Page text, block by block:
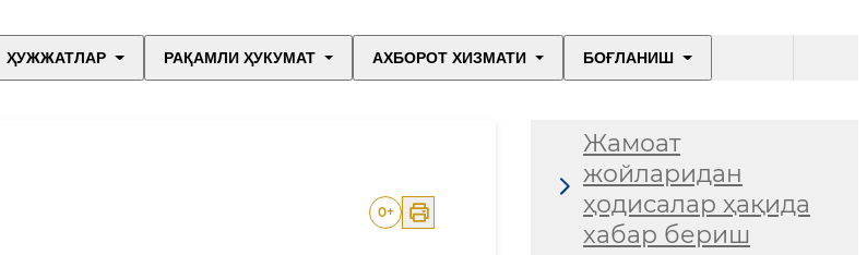
ҲУЖЖАТЛАР РАҚАМЛИ ҲУКУМАТ АХБОРОТ ХИЗМАТИ БОҒЛАНИШ
0+
Жамоат
жойларидан
ҳодисалар ҳақида
хабар бериш